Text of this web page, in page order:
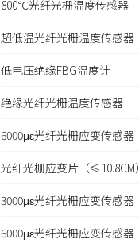
800℃光纤光栅温度传感器
超低温光纤光栅温度传感器
低电压绝缘FBG温度计
绝缘光纤光栅温度传感器
6000με光纤光栅应变传感器
光纤光栅应变片（≤10.8CM）
3000με光纤光栅应变传感器
6000με光纤光栅应变传感器